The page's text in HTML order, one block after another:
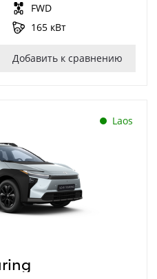
FWD
165 кВт
Добавить к сравнению
Laos